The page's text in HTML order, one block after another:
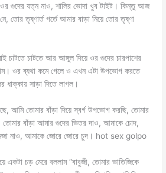
গুদের যত্ন নাও, শালির ভোদা খুব টাইট। কিন্তু আজ
তোর তৃষ্ণার্ত গর্তে আমার বাড়া নিয়ে তোর তৃষ্ণা
চাটতে চাটতে আর আঙ্গুল দিয়ে ওর গুদের চারপাশের
ওর ব্যথা কমে গেলে ও এখন এটা উপভোগ করতে
ধাক্কায় সাড়া দিতে লাগল।
আমি তোমার বাঁড়া দিয়ে স্বর্গ উপভোগ করছি, তোমার
তোমার বাঁড়া আমার গুদের ভিতর দাও, আমাকে চোদ,
মজা নাও, আমাকে জোরে জোরে চুদ। hot sex golpo
একটা চড় মেরে বললাম “বাবুজী, তোমার ভাতিজিকে